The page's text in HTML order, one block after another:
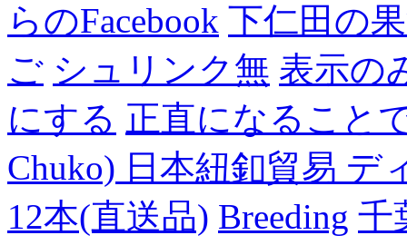
らのFacebook 下仁田の
ご シュリンク無 表示の
にする 正直になること
Chuko) 日本紐釦貿易 デ
12本(直送品) Breeding 千